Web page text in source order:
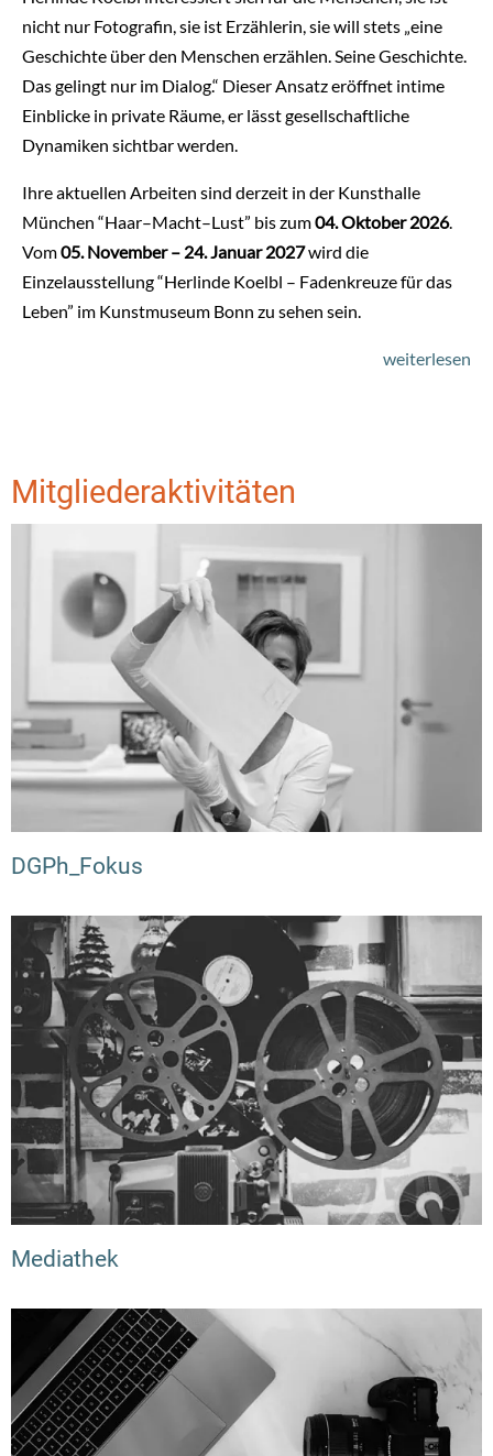
nicht nur Fotografin, sie ist Erzählerin, sie will stets „eine
Geschichte über den Menschen erzählen. Seine Geschichte.
Das gelingt nur im Dialog.“ Dieser Ansatz eröffnet intime
Einblicke in private Räume, er lässt gesellschaftliche
Dynamiken sichtbar werden.
Ihre aktuellen Arbeiten sind derzeit in der Kunsthalle
München “Haar–Macht–Lust” bis zum04. Oktober 2026.
Vom05. November – 24. Januar 2027wird die
Einzelausstellung “Herlinde Koelbl – Fadenkreuze für das
Leben” im Kunstmuseum Bonn zu sehen sein.
weiterlesen
Mitgliederaktivitäten
DGPh_Fokus
Mediathek